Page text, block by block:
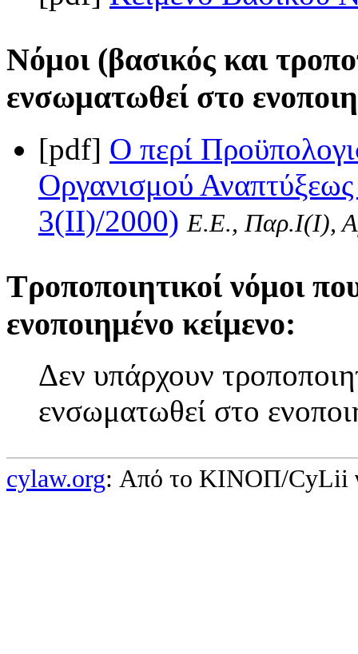
Νόμοι (βασικός και
ενσωματωθεί στο
[pdf] Ο περί
Οργανισμού
3(II)/2000) Ε.Ε., Παρ.Ι(I),
Τροποποιητικοί νόμοι
ενοποιημένο κείμενο:
Δεν υπάρχουν
ενσωματωθεί στο
cylaw.org: Από το ΚΙΝOΠ/CyLii